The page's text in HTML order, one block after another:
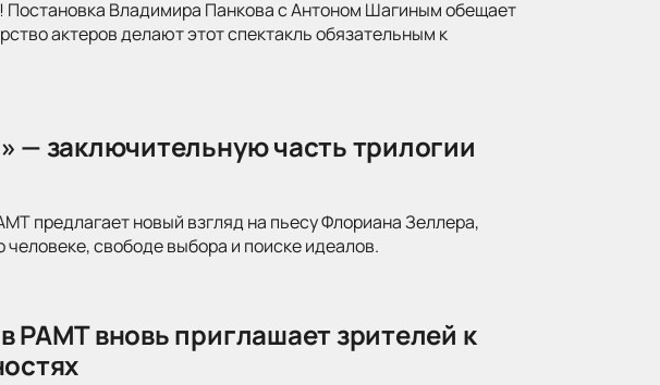
Владимира Панкова с Антоном Шагиным обещает
актеров делают этот спектакль обязательным к
— заключительную часть трилогии
предлагает новый взгляд на пьесу Флориана Зеллера,
свободе выбора и поиске идеалов.
вновь приглашает зрителей к